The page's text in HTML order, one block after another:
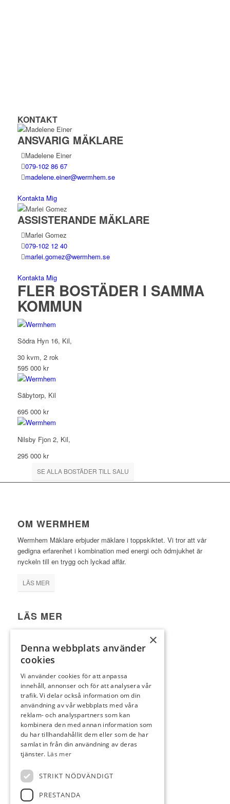
KONTAKT
ANSVARIG MÄKLARE
Madelene Einer
079-102 86 67
madelene.einer@wermhem.se
Kontakta Mig
ASSISTERANDE MÄKLARE
Marlei Gomez
079-102 12 40
marlei.gomez@wermhem.se
Kontakta Mig
FLER BOSTÄDER I SAMMA
KOMMUN
Södra Hyn 16, Kil,
30 kvm, 2 rok
595 000 kr
Säbytorp, Kil
695 000 kr
Nilsby Fjon 2, Kil,
295 000 kr
SE ALLA BOSTÄDER TILL SALU
OM WERMHEM
Wermhem Mäklare erbjuder mäklare i toppskiktet. Vi tror att vår
gedigna erfarenhet i kombination med energi och ödmjukhet är
nyckeln till en trygg och lyckad affär.
LÄS MER
LÄS MER
Bostäder till salu
VÅRT TEAM
Sälj med oss
Köp med oss
Integritetspolicy
KONTAKTA OSS
Storgatan 32A
66730 Forshaga
kontakt@wermhem.se
×
Denna webbplats använder
cookies
Vi använder cookies för att anpassa
innehåll, annonser och för att analysera vår
trafik. Vi delar också information om din
användning av vår webbplats med våra
reklam- och analyspartners som kan
kombinera den med annan information som
du har tillhandahållit dem eller som de har
samlat in från din användning av deras
tjänster. Läs mer
STRIKT NÖDVÄNDIGT
PRESTANDA